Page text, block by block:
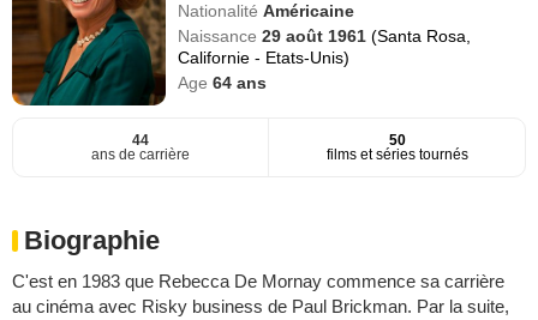
NationalitéAméricaine
Naissance29 août 1961(Santa Rosa,
Californie - Etats-Unis)
Age64 ans
44
ans de carrière
50
films et séries tournés
Biographie
C'est en 1983 que Rebecca De Mornay commence sa carrière
au cinéma avec Risky business de Paul Brickman. Par la suite,